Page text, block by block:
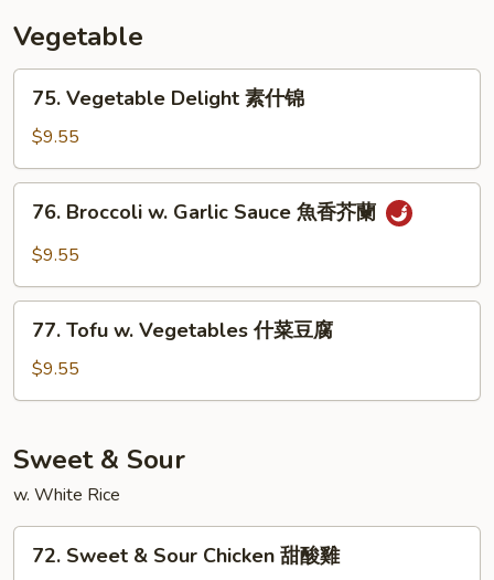
蝦
Vegetable
75.
Vegetable
Delight
素
什
75. Vegetable Delight 素什锦
$9.55
76.
Broccoli
Sauce
蘭
76. Broccoli w. Garlic Sauce 魚香芥蘭
$9.55
77.
Tofu
Vegetables
菜
豆
腐
77. Tofu w. Vegetables 什菜豆腐
$9.55
Sweet & Sour
w. White Rice
72.
Sweet
72. Sweet & Sour Chicken 甜酸雞